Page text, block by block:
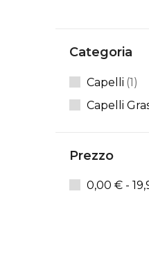
Categoria
Capelli 1
Capelli
Prezzo
0,00 € -